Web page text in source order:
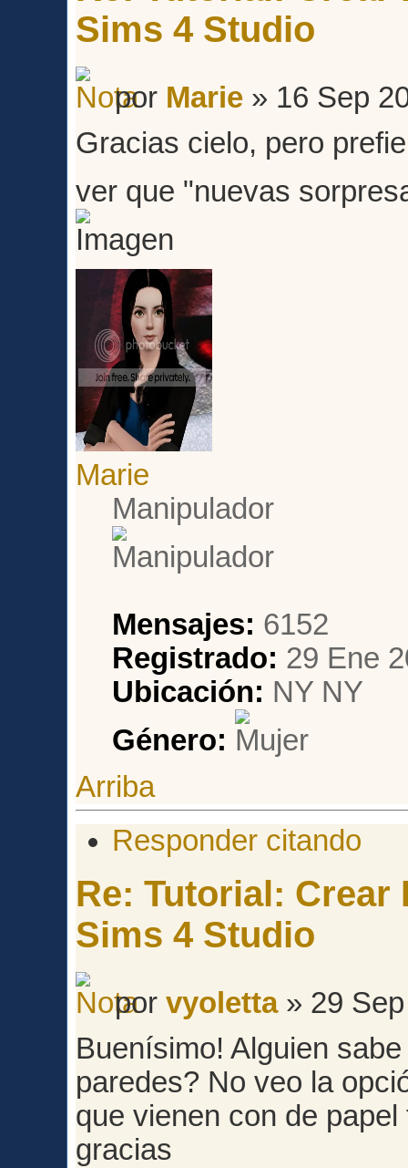
Sims 4 Studio
por Marie » 16 Sep
Gracias cielo, pero
ver que "nuevas
Marie
Manipulador
Mensajes: 6152
Registrado: 29 Ene
Ubicación: NY NY
Género:
Arriba
Responder citando
Re: Tutorial: Crear
Sims 4 Studio
porvyoletta» 29
Buenísimo! Alguien
paredes? No veo la
que vienen con de
gracias